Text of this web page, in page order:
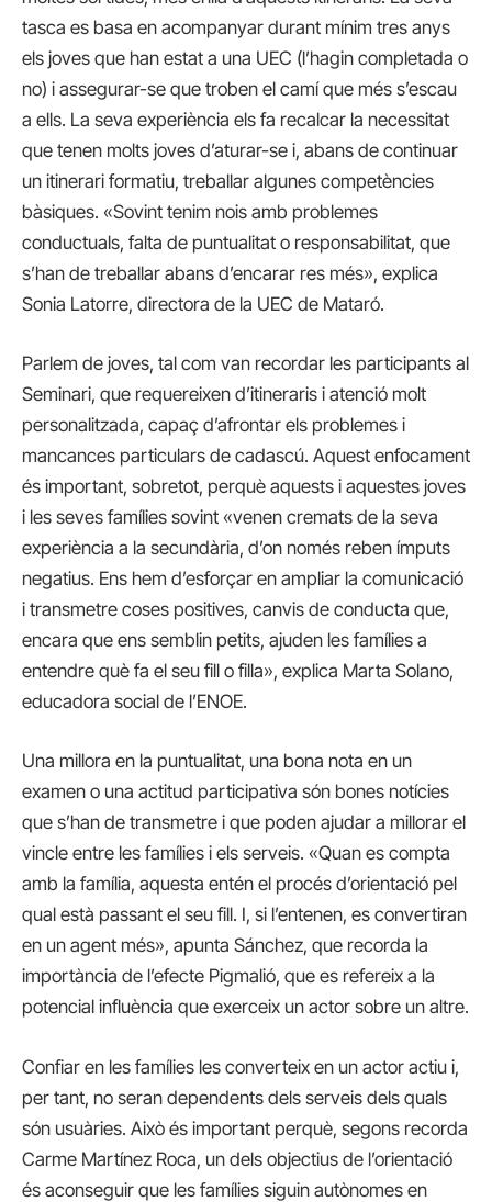
tasca es basa en acompanyar durant mínim tres anys
els joves que han estat a una UEC (l’hagin completada o
no) i assegurar-se que troben el camí que més s’escau
a ells. La seva experiència els fa recalcar la necessitat
que tenen molts joves d’aturar-se i, abans de continuar
un itinerari formatiu, treballar algunes competències
bàsiques. «Sovint tenim nois amb problemes
conductuals, falta de puntualitat o responsabilitat, que
s’han de treballar abans d’encarar res més», explica
Sonia Latorre, directora de la UEC de Mataró.
Parlem de joves, tal com van recordar les participants al
Seminari, que requereixen d’itineraris i atenció molt
personalitzada, capaç d’afrontar els problemes i
mancances particulars de cadascú. Aquest enfocament
és important, sobretot, perquè aquests i aquestes joves
i les seves famílies sovint «venen cremats de la seva
experiència a la secundària, d’on només reben ímputs
negatius. Ens hem d’esforçar en ampliar la comunicació
i transmetre coses positives, canvis de conducta que,
encara que ens semblin petits, ajuden les famílies a
entendre què fa el seu fill o filla», explica Marta Solano,
educadora social de l’ENOE.
Una millora en la puntualitat, una bona nota en un
examen o una actitud participativa són bones notícies
que s’han de transmetre i que poden ajudar a millorar el
vincle entre les famílies i els serveis. «Quan es compta
amb la família, aquesta entén el procés d’orientació pel
qual està passant el seu fill. I, si l’entenen, es convertiran
en un agent més», apunta Sánchez, que recorda la
importància de l’efecte Pigmalió, que es refereix a la
potencial influència que exerceix un actor sobre un altre.
Confiar en les famílies les converteix en un actor actiu i,
per tant, no seran dependents dels serveis dels quals
són usuàries. Això és important perquè, segons recorda
Carme Martínez Roca, un dels objectius de l’orientació
és aconseguir que les famílies siguin autònomes en